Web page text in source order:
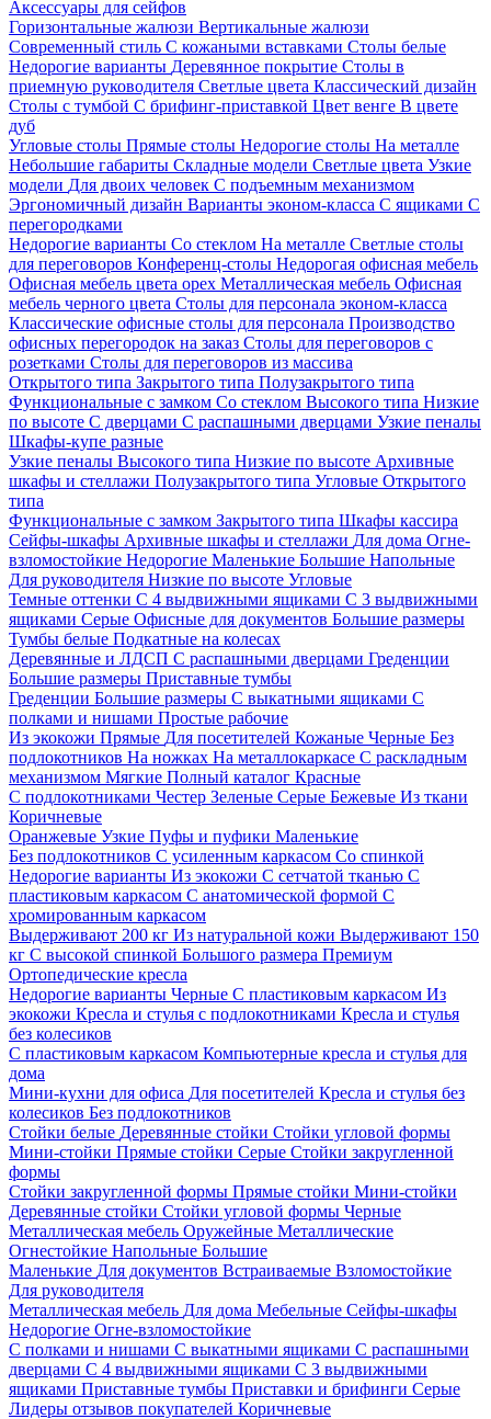
Аксессуары для сейфов
Горизонтальные жалюзи Вертикальные жалюзи
Современный стиль С кожаными вставками Столы белые
Недорогие варианты Деревянное покрытие Столы в
приемную руководителя Светлые цвета Классический дизайн
Столы с тумбой С брифинг-приставкой Цвет венге В цвете
дуб
Угловые столы Прямые столы Недорогие столы На металле
Небольшие габариты Складные модели Светлые цвета Узкие
модели Для двоих человек С подъемным механизмом
Эргономичный дизайн Варианты эконом-класса С ящиками С
перегородками
Недорогие варианты Со стеклом На металле Светлые столы
для переговоров Конференц-столы Недорогая офисная мебель
Офисная мебель цвета орех Металлическая мебель Офисная
мебель черного цвета Столы для персонала эконом-класса
Классические офисные столы для персонала Производство
офисных перегородок на заказ Столы для переговоров с
розетками Столы для переговоров из массива
Открытого типа Закрытого типа Полузакрытого типа
Функциональные с замком Со стеклом Высокого типа Низкие
по высоте С дверцами С распашными дверцами Узкие пеналы
Шкафы-купе разные
Узкие пеналы Высокого типа Низкие по высоте Архивные
шкафы и стеллажи Полузакрытого типа Угловые Открытого
типа
Функциональные с замком Закрытого типа Шкафы кассира
Сейфы-шкафы Архивные шкафы и стеллажи Для дома Огне-
взломостойкие Недорогие Маленькие Большие Напольные
Для руководителя Низкие по высоте Угловые
Темные оттенки С 4 выдвижными ящиками С 3 выдвижными
ящиками Серые Офисные для документов Большие размеры
Тумбы белые Подкатные на колесах
Деревянные и ЛДСП С распашными дверцами Греденции
Большие размеры Приставные тумбы
Греденции Большие размеры С выкатными ящиками С
полками и нишами Простые рабочие
Из экокожи Прямые Для посетителей Кожаные Черные Без
подлокотников На ножках На металлокаркасе С раскладным
механизмом Мягкие Полный каталог Красные
С подлокотниками Честер Зеленые Серые Бежевые Из ткани
Коричневые
Оранжевые Узкие Пуфы и пуфики Маленькие
Без подлокотников С усиленным каркасом Со спинкой
Недорогие варианты Из экокожи С сетчатой тканью С
пластиковым каркасом С анатомической формой С
хромированным каркасом
Выдерживают 200 кг Из натуральной кожи Выдерживают 150
кг С высокой спинкой Большого размера Премиум
Ортопедические кресла
Недорогие варианты Черные С пластиковым каркасом Из
экокожи Кресла и стулья с подлокотниками Кресла и стулья
без колесиков
С пластиковым каркасом Компьютерные кресла и стулья для
дома
Мини-кухни для офиса Для посетителей Кресла и стулья без
колесиков Без подлокотников
Стойки белые Деревянные стойки Стойки угловой формы
Мини-стойки Прямые стойки Серые Стойки закругленной
формы
Стойки закругленной формы Прямые стойки Мини-стойки
Деревянные стойки Стойки угловой формы Черные
Металлическая мебель Оружейные Металлические
Огнестойкие Напольные Большие
Маленькие Для документов Встраиваемые Взломостойкие
Для руководителя
Металлическая мебель Для дома Мебельные Сейфы-шкафы
Недорогие Огне-взломостойкие
С полками и нишами С выкатными ящиками С распашными
дверцами С 4 выдвижными ящиками С 3 выдвижными
ящиками Приставные тумбы Приставки и брифинги Серые
Лидеры отзывов покупателей Коричневые